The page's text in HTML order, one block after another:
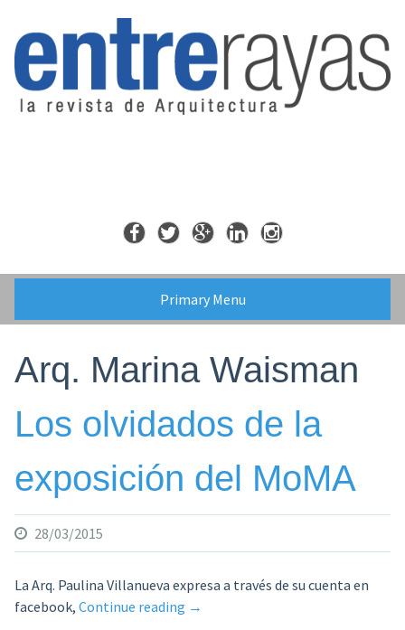
content
Primary Menu
Arq. Marina Waisman
Los olvidados de la
exposición del MoMA
28/03/2015
La Arq. Paulina Villanueva expresa a través de su cuenta en
facebook, Continue reading «Los
→